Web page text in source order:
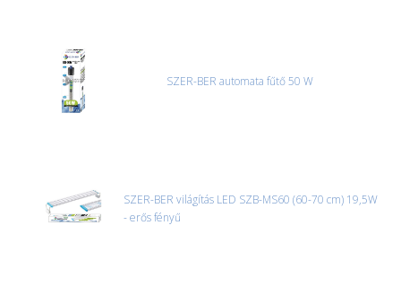
és azonnal eljutott hozzánk az információ.
SZER-BER automata fűtő 50 W
SZER-BER világítás LED SZB-MS60 (60-70 cm) 19,5W
- erős fényű